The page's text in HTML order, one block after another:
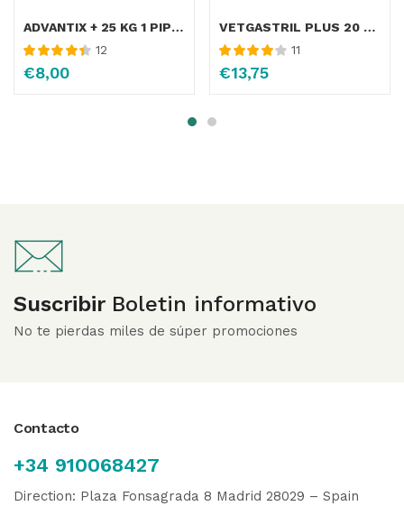
ADVANTIX + 25 KG 1 PIPETA
Valorado con
4.45de 5
12
€8,00
VETGASTRIL PLUS 20 ML
Valorado
con4.10 de
11
€13,75
Suscribir Boletin informativo
No te pierdas miles de súper promociones
Contacto
+34 910068427
Direction: Plaza Fonsagrada 8 Madrid 28029 – Spain